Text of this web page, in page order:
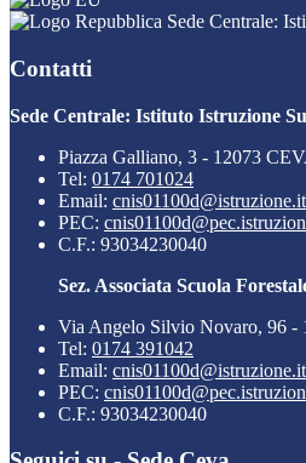
Sede Centrale:
Contatti
Sede Centrale: Istituto Istruzione
Piazza Galliano, 3 - 12073
Tel: 0174 701024
Email: cnis01100d@istruzione.it
PEC:
C.F.: 93034230040
Sez. Associata Scuola
Via Angelo Silvio Novaro, 96 -
Tel: 0174 391042
Email: cnis01100d@istruzione.it
PEC:
C.F.: 93034230040